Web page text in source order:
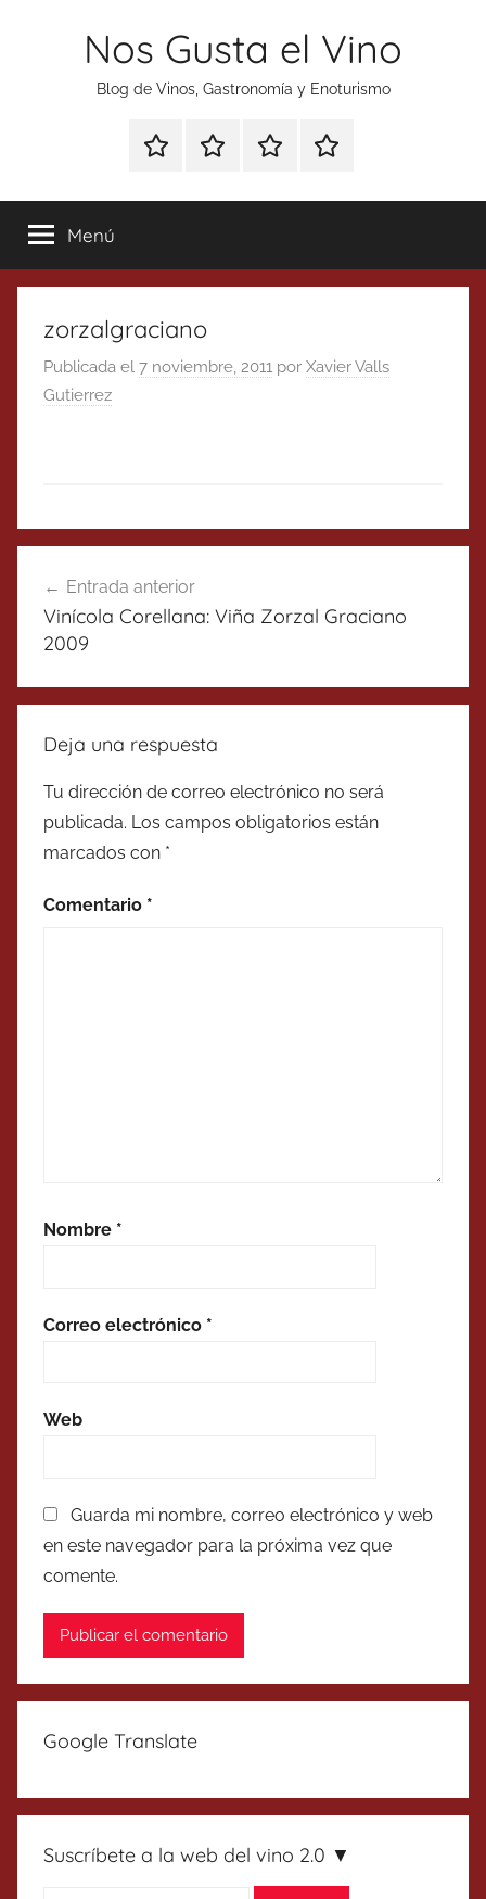
Nos Gusta el Vino
Blog de Vinos, Gastronomía y Enoturismo
Especial
Tonics
Enoturismo
Gastronomía
RankingContacto
Menú
zorzalgraciano
Publicada el 7 noviembre, 2011 por Xavier Valls
Gutierrez
de
entradas
Entrada anterior
Vinícola Corellana: Viña Zorzal Graciano
2009
Deja una respuesta
Tu dirección de correo electrónico no será
publicada. Los campos obligatorios están
marcados con *
Comentario *
Nombre *
Correo electrónico *
Web
Guarda mi nombre, correo electrónico y web
en este navegador para la próxima vez que
comente.
Google Translate
Suscríbete a la web del vino 2.0 ▼